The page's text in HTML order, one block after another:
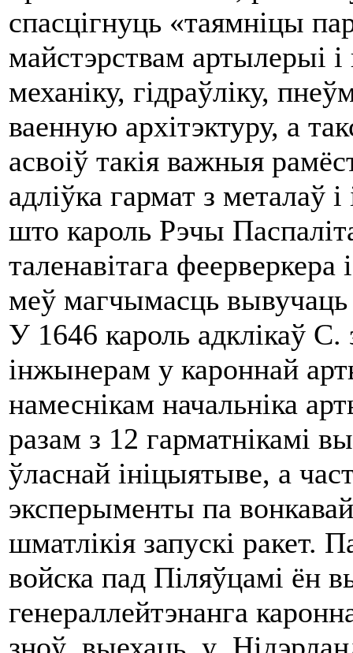
спасцігнуць «таямніцы
майстэрствам артылерыі i
механіку, гідраўліку,
ваенную архітэктуру, а
асвоіў такія важныя
адліўка гармат з металаў
што кароль Рэчы
таленавітага
меў магчымасць вывучаць
У 1646 кароль адклікаў
інжынерам у кароннай
намеснікам начальніка
ра­зам з 12 гарматнікамі
ўласнай ініцыятыве, а
эксперыменты па
шматлікія запускі ракет.
войска пад Піляўцамі ён
генераллейтэнанга